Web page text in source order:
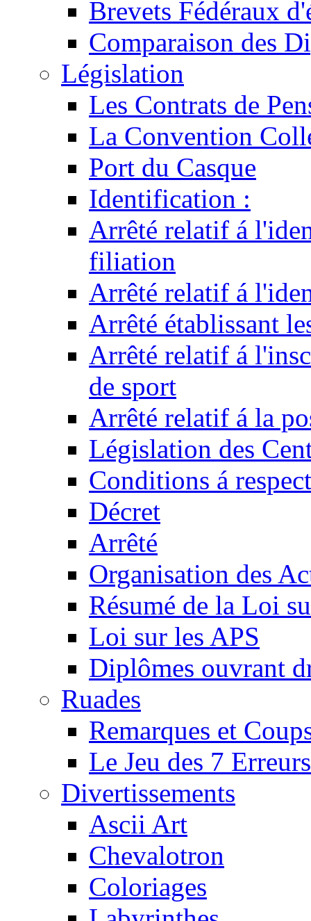
Brevets Fédéraux
Comparaison des
Législation
Les Contrats de
La Convention
Port du Casque
Identification :
Arrêté relatif á
filiation
Arrêté relatif á
Arrêté établissant
Arrêté relatif á
de sport
Arrêté relatif á la
Législation des
Conditions á
Décret
Arrêté
Organisation des
Résumé de la Loi
Loi sur les APS
Diplômes ouvrant
Ruades
Remarques et
Le Jeu des 7 Erreurs
Divertissements
Ascii Art
Chevalotron
Coloriages